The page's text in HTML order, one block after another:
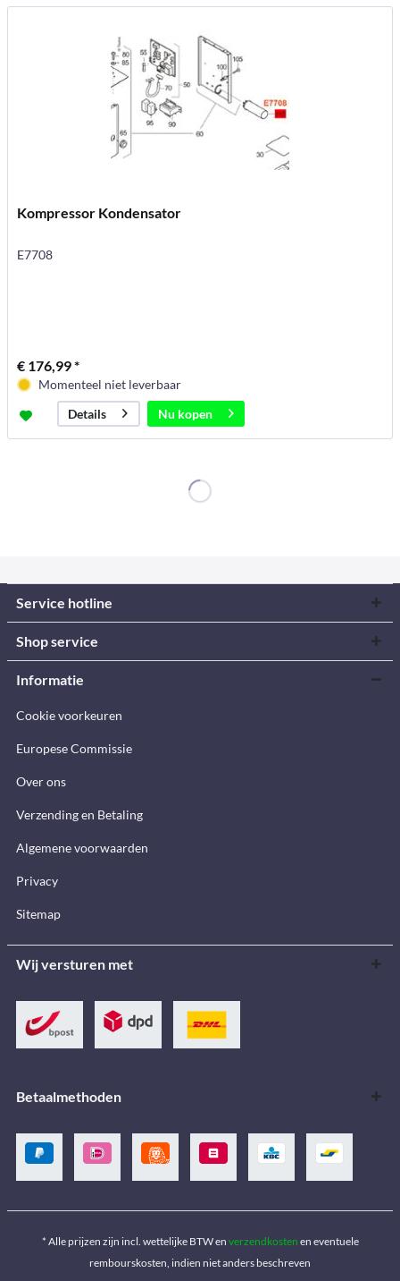
Kompressor Kondensator
E7708
€ 176,99 *
Momenteel niet leverbaar
Details
Nu kopen
Service hotline
Shop service
Informatie
Cookie voorkeuren
Europese Commissie
Over ons
Verzending en Betaling
Algemene voorwaarden
Privacy
Sitemap
Wij versturen met
Betaalmethoden
* Alle prijzen zijn incl. wettelijke BTW en verzendkosten en eventuele
rembourskosten, indien niet anders beschreven